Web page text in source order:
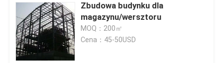
Zbudowa budynku dla
magazynu/wersztoru
MOQ：200㎡
Cena：45-50USD